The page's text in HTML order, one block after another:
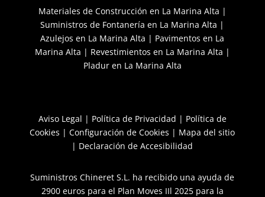
a
g
r
a
m
r
Materiales de Construcción en La Marina Alta |
Suministros de Fontanería en La Marina Alta |
Azulejos en La Marina Alta | Pavimentos en La
Marina Alta | Revestimientos en La Marina Alta |
Pladur en La Marina Alta
Aviso Legal | Política de Privacidad | Política de
Cookies |Configuración de Cookies | Mapa del sitio
| Declaración de Accesibilidad
Suministros Chineret S.L. ha recibido una ayuda de
2900 euros para el Plan Moves IIl 2025 para la